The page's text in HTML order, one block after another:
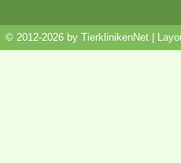
© 2012-2026 by TierklinikenNet |